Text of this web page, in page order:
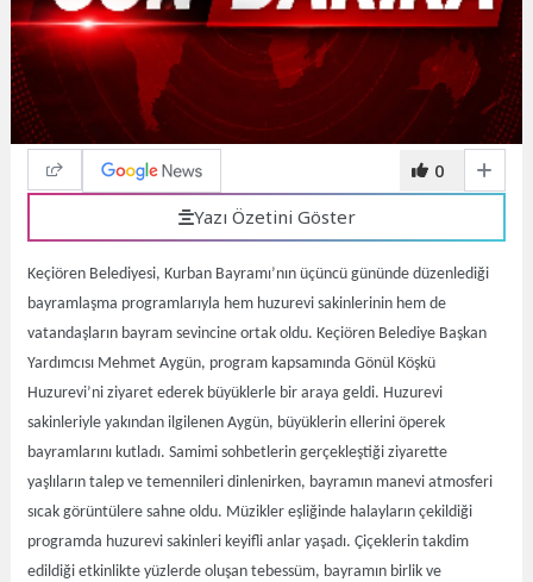
0
Yazı Özetini Göster
Keçiören Belediyesi, Kurban Bayramı’nın üçüncü gününde düzenlediği
bayramlaşma programlarıyla hem huzurevi sakinlerinin hem de
vatandaşların bayram sevincine ortak oldu. Keçiören Belediye Başkan
Yardımcısı Mehmet Aygün, program kapsamında Gönül Köşkü
Huzurevi’ni ziyaret ederek büyüklerle bir araya geldi. Huzurevi
sakinleriyle yakından ilgilenen Aygün, büyüklerin ellerini öperek
bayramlarını kutladı. Samimi sohbetlerin gerçekleştiği ziyarette
yaşlıların talep ve temennileri dinlenirken, bayramın manevi atmosferi
sıcak görüntülere sahne oldu. Müzikler eşliğinde halayların çekildiği
programda huzurevi sakinleri keyifli anlar yaşadı. Çiçeklerin takdim
edildiği etkinlikte yüzlerde oluşan tebessüm, bayramın birlik ve